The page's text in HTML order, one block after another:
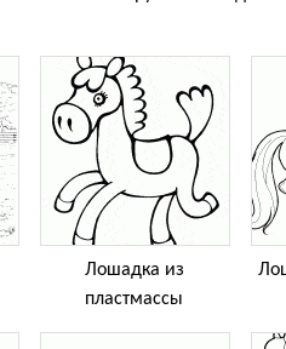
Лошадка из
пластмассы